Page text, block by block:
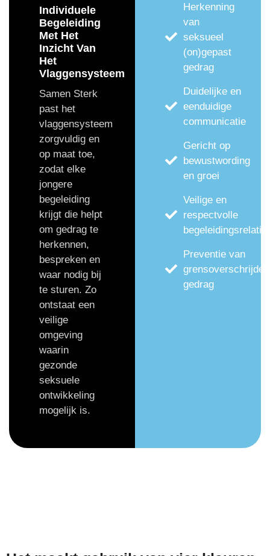
Individuele
Begeleiding
Met Het
Inzicht Van
Het
Vlaggensysteem
Samen Sterk
past het
vlaggensysteem
zorgvuldig en
op maat toe,
zodat elke
jongere
begeleiding
krijgt die helpt
om gedrag te
herkennen,
bespreken en
waar nodig bij
te sturen. Zo
ontstaat een
veilige
omgeving
waarin
gezonde
seksuele
ontwikkeling
mogelijk is.
Herkenning
van
seksueel
(on)gepast
gedrag
Duidelijke en
eenduidige
communicatie
Gericht op
bewustwording
en groei
Veilige en
respectvolle
begeleidingsrelatie
Preventie van
gedrag